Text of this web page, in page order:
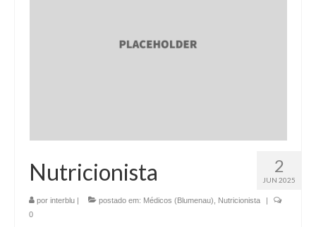
2
JUN 2025
Nutricionista
por interblu | postado em: Médicos (Blumenau) Nutricionista
|
0